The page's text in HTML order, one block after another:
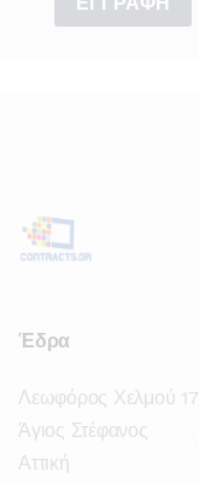
Έδρα
Λεωφόρος Χελμού 17
Άγιος Στέφανος
Αττική